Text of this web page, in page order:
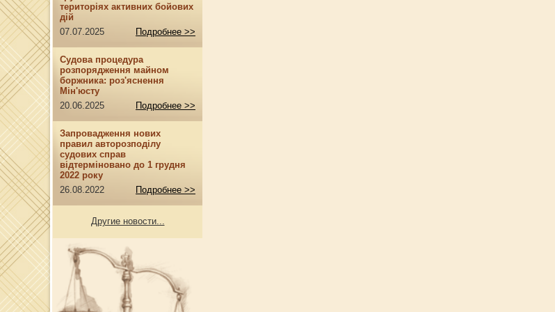
територіях активних бойових
дій
07.07.2025
Подробнее >>
Судова процедура
розпорядження майном
боржника: роз'яснення
Мін'юсту
20.06.2025
Подробнее >>
Запровадження нових
правил авторозподілу
судових справ
відтерміновано до 1 грудня
2022 року
26.08.2022
Подробнее >>
Другие новости...